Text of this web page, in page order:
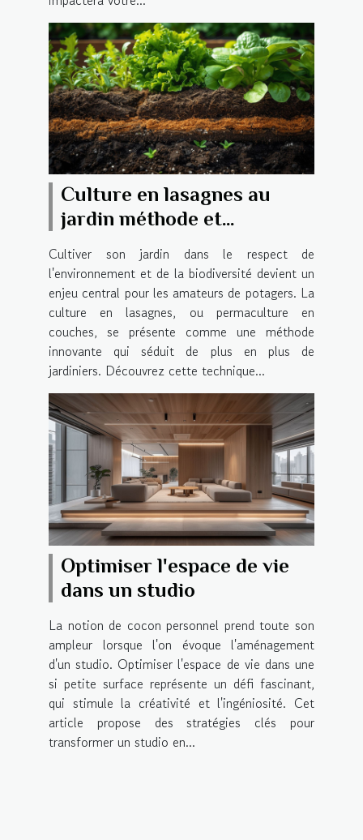
Culture en lasagnes au
jardin méthode et
avantages pour un potager
productif
Cultiver son jardin dans le respect de
l'environnement et de la biodiversité devient un
enjeu central pour les amateurs de potagers. La
culture en lasagnes, ou permaculture en
couches, se présente comme une méthode
innovante qui séduit de plus en plus de
jardiniers. Découvrez cette technique...
Optimiser l'espace de vie
dans un studio
La notion de cocon personnel prend toute son
ampleur lorsque l'on évoque l'aménagement
d'un studio. Optimiser l'espace de vie dans une
si petite surface représente un défi fascinant,
qui stimule la créativité et l'ingéniosité. Cet
article propose des stratégies clés pour
transformer un studio en...